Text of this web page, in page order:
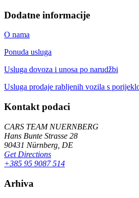
Dodatne informacije
O nama
Ponuda usluga
Usluga dovoza i unosa po narudžbi
Usluga prodaje rabljenih vozila s
Kontakt podaci
CARS TEAM NUERNBERG
Hans Bunte Strasse 28
90431 Nürnberg, DE
Get Directions
+385 95 9087 514
Arhiva